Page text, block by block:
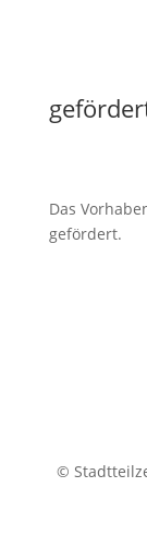
Das
gefördert.
©